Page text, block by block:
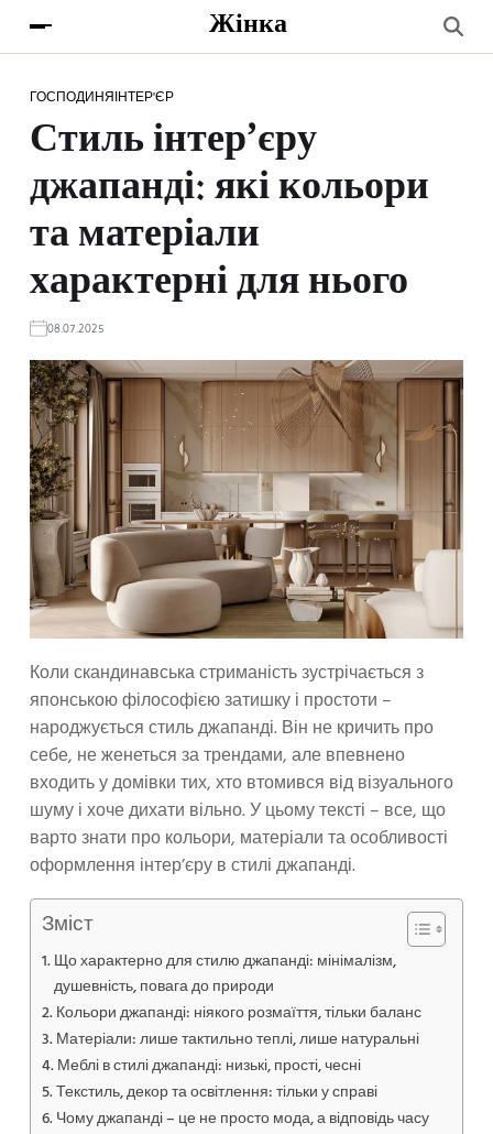
Жінка
ГОСПОДИНЯ ІНТЕР'ЄР
Стиль інтер’єру
джапанді: які кольори
та матеріали
характерні для нього
08.07.2025
Коли скандинавська стриманість зустрічається з
японською філософією затишку і простоти –
народжується стиль джапанді. Він не кричить про
себе, не женеться за трендами, але впевнено
входить у домівки тих, хто втомився від візуального
шуму і хоче дихати вільно. У цьому тексті – все, що
варто знати про кольори, матеріали та особливості
оформлення інтер’єру в стилі джапанді.
Зміст
Що характерно для стилю джапанді: мінімалізм,
душевність, повага до природи
Кольори джапанді: ніякого розмаїття, тільки баланс
Матеріали: лише тактильно теплі, лише натуральні
Меблі в стилі джапанді: низькі, прості, чесні
Текстиль, декор та освітлення: тільки у справі
Чому джапанді – це не просто мода, а відповідь часу